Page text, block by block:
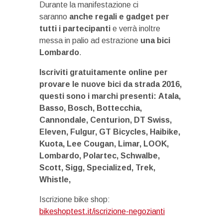
Durante la manifestazione ci
saranno anche regali e gadget per
tutti i partecipanti e verrà inoltre
messa in palio ad estrazione una bici
Lombardo.
Iscriviti gratuitamente online per
provare le nuove bici da strada 2016,
questi sono i marchi presenti: Atala,
Basso, Bosch, Bottecchia,
Cannondale, Centurion, DT Swiss,
Eleven, Fulgur, GT Bicycles, Haibike,
Kuota, Lee Cougan, Limar, LOOK,
Lombardo, Polartec, Schwalbe,
Scott, Sigg, Specialized, Trek,
Whistle,
Iscrizione bike shop:
bikeshoptest.it/iscrizione-negozianti